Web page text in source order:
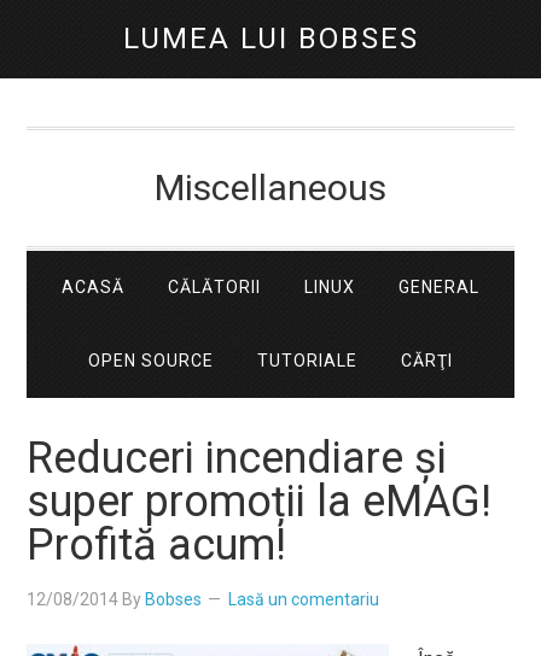
LUMEA LUI BOBSES
Miscellaneous
ACASĂ CĂLĂTORII LINUX GENERAL
OPEN SOURCE TUTORIALE CĂRŢI
Reduceri incendiare și
super promoții la eMAG!
Profită acum!
12/08/2014 By Bobses Lasă un comentariu